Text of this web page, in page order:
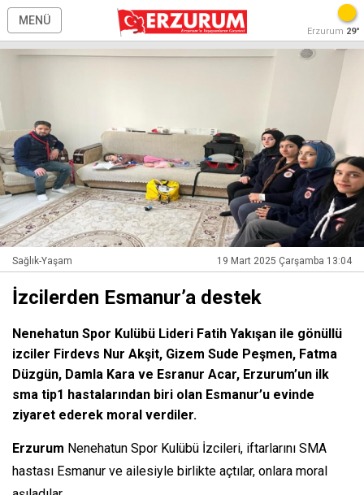
MENÜ
Erzurum 29°
Sağlık-Yaşam 19 Mart 2025 Çarşamba 13:04
İzcilerden Esmanur’a destek
Nenehatun Spor Kulübü Lideri Fatih Yakışan ile gönüllü
izciler Firdevs Nur Akşit, Gizem Sude Peşmen, Fatma
Düzgün, Damla Kara ve Esranur Acar, Erzurum’un ilk
sma tip1 hastalarından biri olan Esmanur’u evinde
ziyaret ederek moral verdiler.
Erzurum Nenehatun Spor Kulübü İzcileri, iftarlarını SMA
hastası Esmanur ve ailesiyle birlikte açtılar, onlara moral